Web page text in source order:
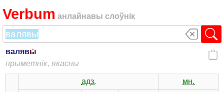
Verbum анлайнавы слоўнік
валявы́
прыметнік, якасны
адз.
мн.